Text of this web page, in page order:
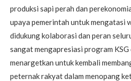
produksi sapi perah dan
upaya pemerintah untuk mengatasi
didukung kolaborasi dan peran
sangat mengapresiasi program
menargetkan untuk kembali
peternak rakyat dalam menopang